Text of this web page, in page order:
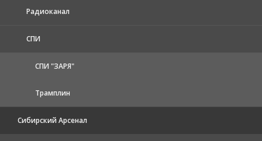
Радиоканал
СПИ
СПИ "ЗАРЯ"
Трамплин
Сибирский Арсенал